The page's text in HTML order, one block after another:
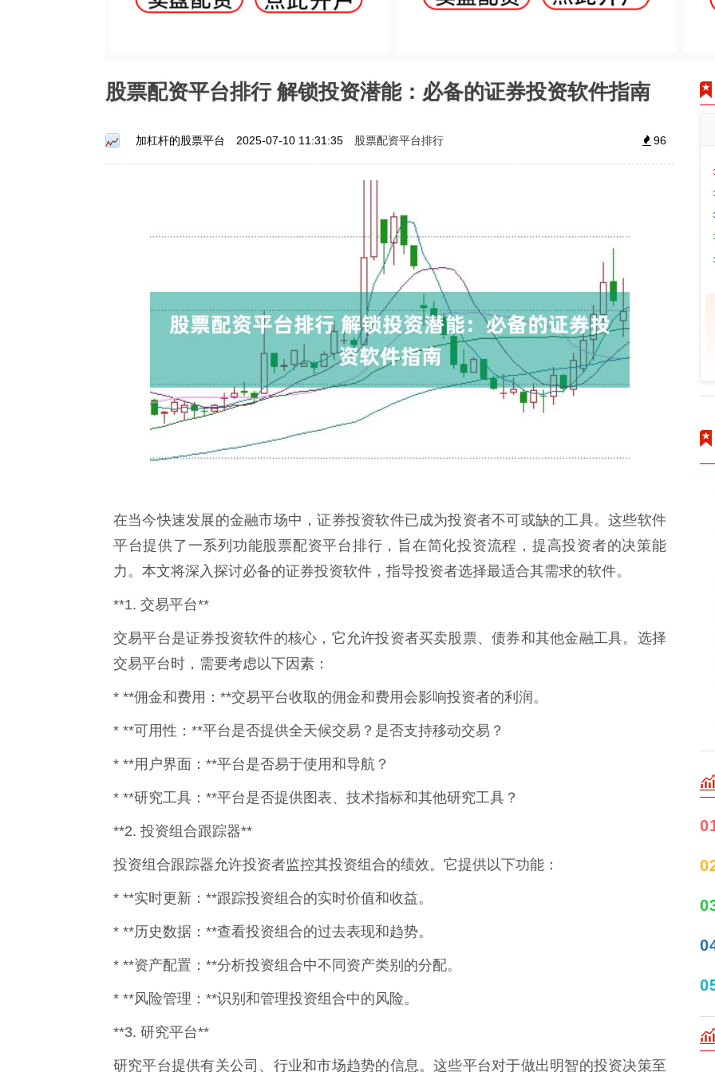
股票配资平台排行 解锁投资潜能：必备的证券投资软件指南
加杠杆的股票平台 2025-07-10 11:31:35 股票配资平台排行 96
在当今快速发展的金融市场中，证券投资软件已成为投资者不可或缺的工具。这些软件
平台提供了一系列功能股票配资平台排行，旨在简化投资流程，提高投资者的决策能
力。本文将深入探讨必备的证券投资软件，指导投资者选择最适合其需求的软件。
**1. 交易平台**
交易平台是证券投资软件的核心，它允许投资者买卖股票、债券和其他金融工具。选择
交易平台时，需要考虑以下因素：
* **佣金和费用：**交易平台收取的佣金和费用会影响投资者的利润。
* **可用性：**平台是否提供全天候交易？是否支持移动交易？
* **用户界面：**平台是否易于使用和导航？
* **研究工具：**平台是否提供图表、技术指标和其他研究工具？
**2. 投资组合跟踪器**
投资组合跟踪器允许投资者监控其投资组合的绩效。它提供以下功能：
* **实时更新：**跟踪投资组合的实时价值和收益。
* **历史数据：**查看投资组合的过去表现和趋势。
* **资产配置：**分析投资组合中不同资产类别的分配。
* **风险管理：**识别和管理投资组合中的风险。
**3. 研究平台**
研究平台提供有关公司、行业和市场趋势的信息。这些平台对于做出明智的投资决策至